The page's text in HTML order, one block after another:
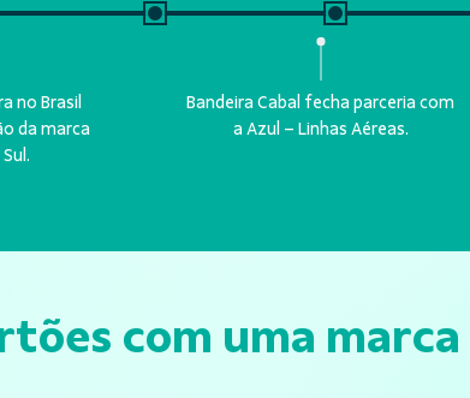
no Brasil
da marca
Bandeira Cabal fecha parceria com
a Azul – Linhas Aéreas.
com uma